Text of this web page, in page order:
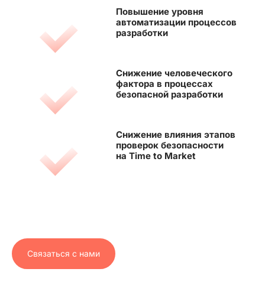
Повышение уровня
автоматизации процессов
разработки
Снижение человеческого
фактора в процессах
безопасной разработки
Снижение влияния этапов
проверок безопасности
на Time to Market
Связаться с нами